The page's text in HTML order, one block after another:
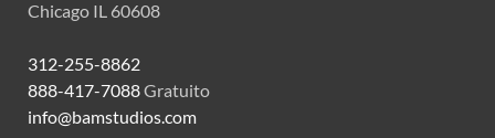
Chicago IL 60608
312-255-8862
888-417-7088Gratuito
info@bamstudios.com